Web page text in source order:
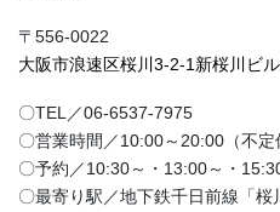
〒556-0022
大阪市浪速区桜川3-2-1新桜川ビ
〇TEL／06-6537-7975
〇営業時間／10:00～20:00（不定
〇予約／10:30～・13:00～・
〇最寄り駅／地下鉄千日前線「